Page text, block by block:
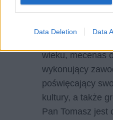
Data Deletion Data
Bohaterowie
wieku, mecenas
wykonujący
poświęcający
kultury, a także
Pan Tomasz jest